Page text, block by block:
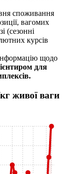
споживання
вагомих
(сезонні
курсів
щодо
для
живої ваги